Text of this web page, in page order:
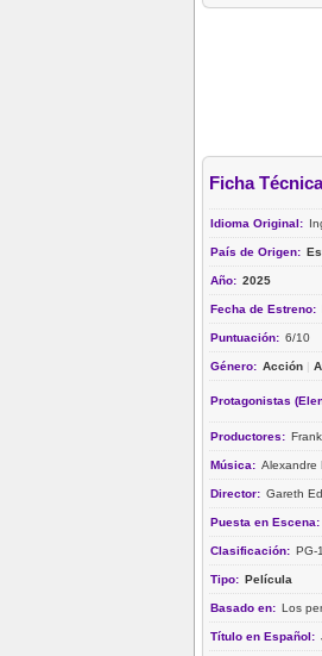
Ficha Técnica
Idioma Original:
País de Origen:
Año: 2025
Fecha de Estreno:
Puntuación: 6/10
Género: Acción |
Protagonistas
Productores:
Música: Alexandre
Director: Gareth
Puesta en Escena:
Clasificación: PG-
Tipo: Película
Basado en: Los
Título en Español: